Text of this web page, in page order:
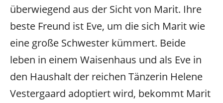
überwiegend aus der Sicht von Marit. Ihre
beste Freund ist Eve, um die sich Marit wie
eine große Schwester kümmert. Beide
leben in einem Waisenhaus und als Eve in
den Haushalt der reichen Tänzerin Helene
Vestergaard adoptiert wird, bekommt Marit